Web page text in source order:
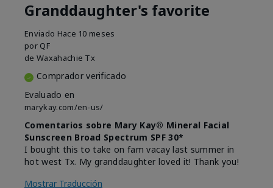
Granddaughter's favorite
Enviado Hace 10 meses
por QF
de Waxahachie Tx
Comprador verificado
Evaluado en
marykay.com/en-us/
Comentarios sobre Mary Kay® Mineral Facial
Sunscreen Broad Spectrum SPF 30*
I bought this to take on fam vacay last summer in
hot west Tx. My granddaughter loved it! Thank you!
Mostrar Traducción